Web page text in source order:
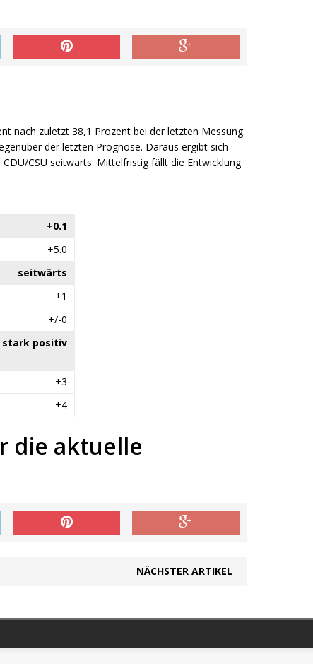
nach zuletzt 38,1 Prozent bei der letzten Messung.
der letzten Prognose. Daraus ergibt sich
CSU seitwärts. Mittelfristig fällt die Entwicklung
+0.1
+5.0
seitwärts
+1
+/-0
stark positiv
+3
+4
die aktuelle
NÄCHSTER ARTIKEL